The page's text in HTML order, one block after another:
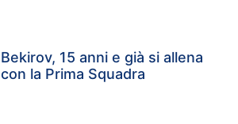
Bekirov, 15 anni e già si allena
con la Prima Squadra